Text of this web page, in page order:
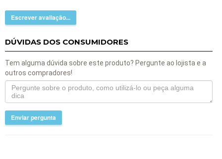
Escrever avaliação...
DÚVIDAS DOS CONSUMIDORES
Tem alguma dúvida sobre este produto? Pergunte ao lojista e a
outros compradores!
Enviar pergunta